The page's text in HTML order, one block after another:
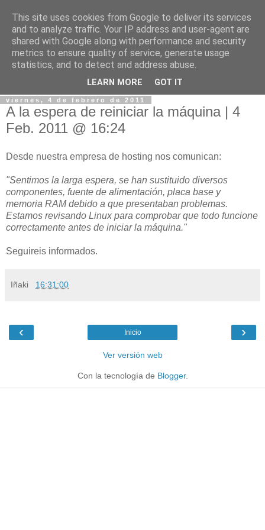
Estado de IronMaiden.es
Estado y problemas ocurridos en IronMaiden.es y
Tubulto.com
viernes, 4 de febrero de 2011
A la espera de reiniciar la máquina | 4
Feb. 2011 @ 16:24
Desde nuestra empresa de hosting nos comunican:
"Sentimos la larga espera, se han sustituido diversos
componentes, fuente de alimentación, placa base y
memoria RAM debido a que presentaban problemas.
Estamos revisando Linux para comprobar que todo funcione
correctamente antes de iniciar la máquina."
Seguireis informados.
Iñaki 16:31:00
‹ ›
Inicio
Ver versión web
Con la tecnología de Blogger.
This site uses cookies from Google to deliver its services
and to analyze traffic. Your IP address and user-agent are
shared with Google along with performance and security
metrics to ensure quality of service, generate usage
statistics, and to detect and address abuse.
LEARN MORE GOT IT